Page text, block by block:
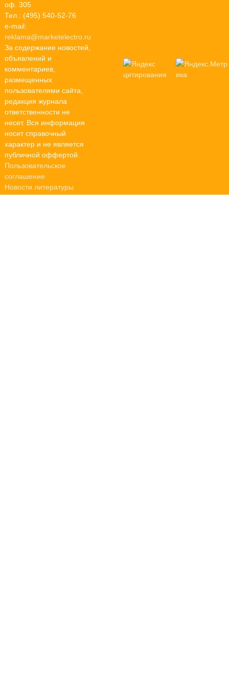
оф. 305
Тел.: (495) 540-52-76
e-mail:
reklama@marketelectro.ru
За содержание новостей,
объявлений и
комментариев,
размещенных
пользователями сайта,
редакция журнала
ответственности не
несет. Вся информация
носит справочный
характер и не является
публичной оффертой.
Пользовательское
соглашение
Новости литературы